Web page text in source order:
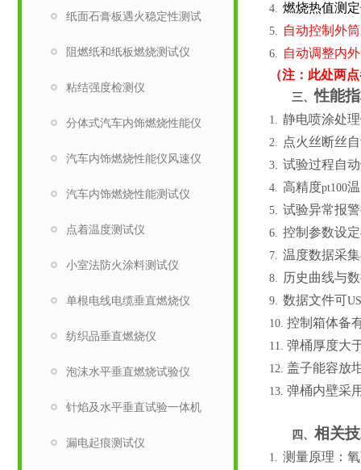
纸面石膏板遇火稳定性测试
阻燃纸和纸板燃烧测试仪
粘结强度检测仪
分体式汽车内饰燃烧性能仪
汽车内饰燃烧性能仪风速仪
汽车内饰燃烧性能测试仪
点着温度测试仪
小室法防火涂料测试仪
单根电线电缆垂直燃烧仪
纺织品垂直燃烧仪
泡沫水平垂直燃烧试验仪
针焰及水平垂直试验一体机
漏电起痕测试仪
4. 燃烧热值测
5. 自动控制外
6. 自动调整内
（注：此处两
三、性能
1. 静电喷涂处
2. 点火丝断丝
3. 试验过程自
4. 高精度pt100
5. 试验异常报
6. 控制参数设
7. 温度数据采
8. 历史曲线与
9. 数据文件可
10. 控制箱体备
11. 弹桶厚度大
12. 盖子能容放
13. 弹桶内壁采
四、 相关
1. 测量原理：